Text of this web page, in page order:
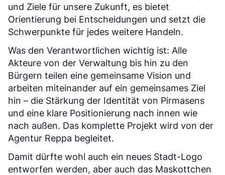
und Ziele für unsere Zukunft, es bietet
Orientierung bei Entscheidungen und setzt die
Schwerpunkte für jedes weitere Handeln.
Was den Verantwortlichen wichtig ist: Alle
Akteure von der Verwaltung bis hin zu den
Bürgern teilen eine gemeinsame Vision und
arbeiten miteinander auf ein gemeinsames Ziel
hin – die Stärkung der Identität von Pirmasens
und eine klare Positionierung nach innen wie
nach außen. Das komplette Projekt wird von der
Agentur Reppa begleitet.
Damit dürfte wohl auch ein neues Stadt-Logo
entworfen werden, aber auch das Maskottchen